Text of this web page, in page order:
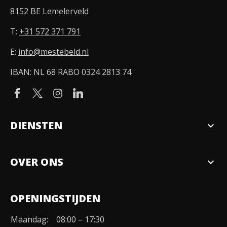
8152 BE Lemelerveld
T: +31 572 371 791
E: info@mestebeld.nl
IBAN: NL 68 RABO 0324 2813 74
DIENSTEN expand_more
OVER ONS expand_more
Organisatie
Duurzaamheid
OPENINGSTIJDEN
Maandag: 08:00 – 17:30